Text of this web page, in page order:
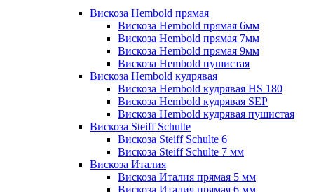
Вискоза Hembold прямая
Вискоза Hembold прямая 6мм
Вискоза Hembold прямая 7мм
Вискоза Hembold прямая 9мм
Вискоза Hembold пушистая
Вискоза Hembold кудрявая
Вискоза Hembold кудрявая HS 180
Вискоза Hembold кудрявая SEP
Вискоза Hembold кудрявая пушистая
Вискоза Steiff Schulte
Вискоза Steiff Schulte 6
Вискоза Steiff Schulte 7 мм
Вискоза Италия
Вискоза Италия прямая 5 мм
Вискоза Италия прямая 6 мм